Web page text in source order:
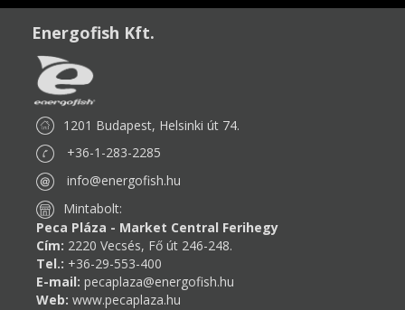
Energofish Kft.
1201 Budapest, Helsinki út 74.
+36-1-283-2285
info@energofish.hu
Mintabolt:
Peca Pláza - Market Central Ferihegy
Cím: 2220 Vecsés, Fő út 246-248.
Tel.: +36-29-553-400
E-mail: pecaplaza@energofish.hu
Web: www.pecaplaza.hu